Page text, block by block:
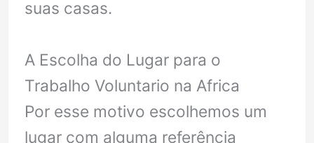
suas casas.
A Escolha do Lugar para o
Trabalho Voluntario na Africa
Por esse motivo escolhemos um
lugar com alguma referência